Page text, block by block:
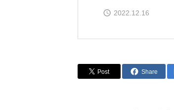
2022.12.16
Post Share